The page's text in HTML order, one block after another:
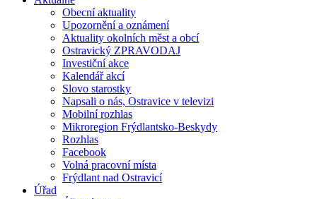
Obecní aktuality
Upozornění a oznámení
Aktuality okolních měst a obcí
Ostravický ZPRAVODAJ
Investiční akce
Kalendář akcí
Slovo starostky
Napsali o nás, Ostravice v televizi
Mobilní rozhlas
Mikroregion Frýdlantsko-Beskydy
Rozhlas
Facebook
Volná pracovní místa
Frýdlant nad Ostravicí
Úřad